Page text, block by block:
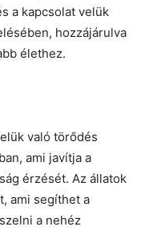
a kapcsolat velük
hozzájárulva
élethez.
való törődés
ami javítja a
érzését. Az állatok
ami segíthet a
a nehéz